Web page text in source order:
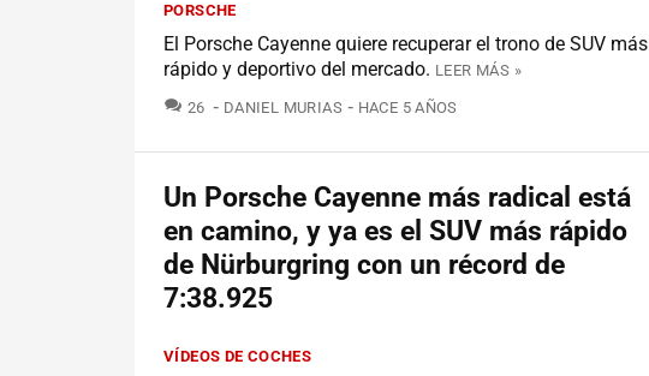
PORSCHE
El Porsche Cayenne quiere recuperar el trono de SUV más
rápido y deportivo del mercado. LEER MÁS »
26 COMENTARIOS
DANIEL MURIAS HACE 5 AÑOS
Un Porsche Cayenne más radical está
en camino, y ya es el SUV más rápido
de Nürburgring con un récord de
7:38.925
VÍDEOS DE COCHES